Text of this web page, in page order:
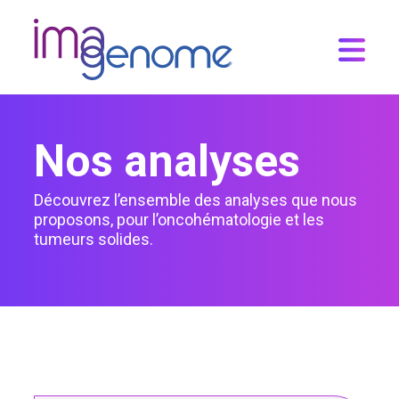
Nos analyses
Découvrez l’ensemble des analyses que nous
proposons, pour l’oncohématologie et les
tumeurs solides.